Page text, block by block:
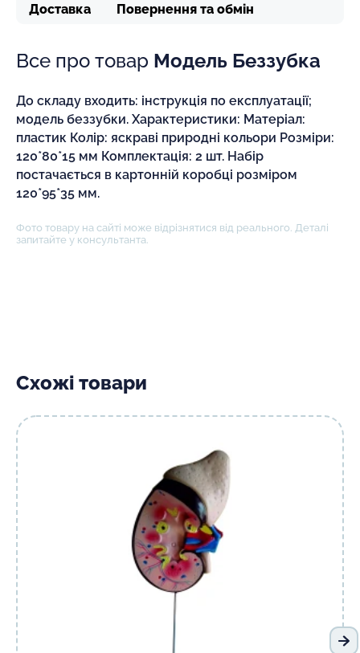
Доставка
Повернення та обмін
Все про товар Модель Беззубка
До складу входить: інструкція по експлуатації;
модель беззубки. Характеристики: Матеріал:
пластик Колір: яскраві природні кольори Розміри:
120*80*15 мм Комплектація: 2 шт. Набір
постачається в картонній коробці розміром
120*95*35 мм.
Фото товару на сайті може відрізнятися від реального. Деталі
запитайте у консультанта.
Схожі товари